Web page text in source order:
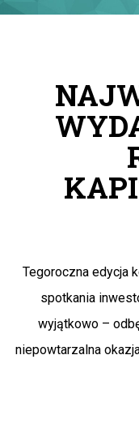
Tegoroczna edycja
spotkania
wyjątkowo –
niepowtarzalna